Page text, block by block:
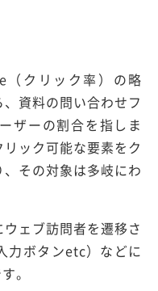
（クリック率）の略
資料の問い合わせフ
ザーの割合を指しま
ック可能な要素をク
その対象は多岐にわ
ェブ訪問者を遷移さ
力ボタンetc）などに
。